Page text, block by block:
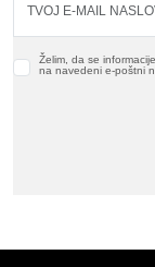
Želim, da se
na navedeni e-poštni